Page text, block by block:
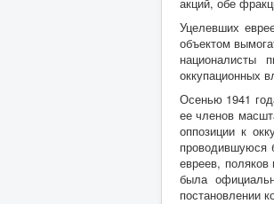
Уцелевших
объектом
националисты
оккупационных
Осенью 1941
ее членов
оппозиции к
проводившуюся
евреев,
была
постановлении